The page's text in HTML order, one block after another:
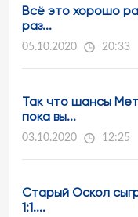
Всё это хорошо
раз...
05.10.2020 20:33
Так что шансы
пока вы...
03.10.2020 12:25
Старый Оскол
1:1....